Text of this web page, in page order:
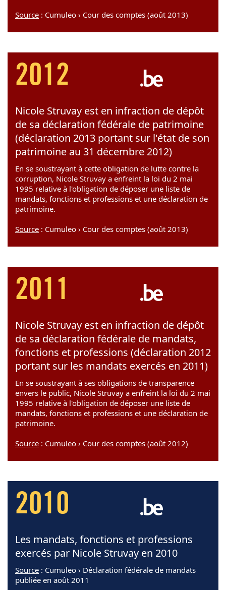
Source : Cumuleo › Cour des comptes (août 2013)
2012
Nicole Struvay est en infraction de dépôt
de sa déclaration fédérale de patrimoine
(déclaration 2013 portant sur l'état de son
patrimoine au 31 décembre 2012)
En se soustrayant à cette obligation de lutte contre la
corruption, Nicole Struvay a enfreint la loi du 2 mai
1995 relative à l'obligation de déposer une liste de
mandats, fonctions et professions et une déclaration de
patrimoine.
Source : Cumuleo › Cour des comptes (août 2013)
2011
Nicole Struvay est en infraction de dépôt
de sa déclaration fédérale de mandats,
fonctions et professions (déclaration 2012
portant sur les mandats exercés en 2011)
En se soustrayant à ses obligations de transparence
envers le public, Nicole Struvay a enfreint la loi du 2 mai
1995 relative à l'obligation de déposer une liste de
mandats, fonctions et professions et une déclaration de
patrimoine.
Source : Cumuleo › Cour des comptes (août 2012)
2010
Les mandats, fonctions et professions
exercés par Nicole Struvay en 2010
Source : Cumuleo › Déclaration fédérale de mandats
publiée en août 2011